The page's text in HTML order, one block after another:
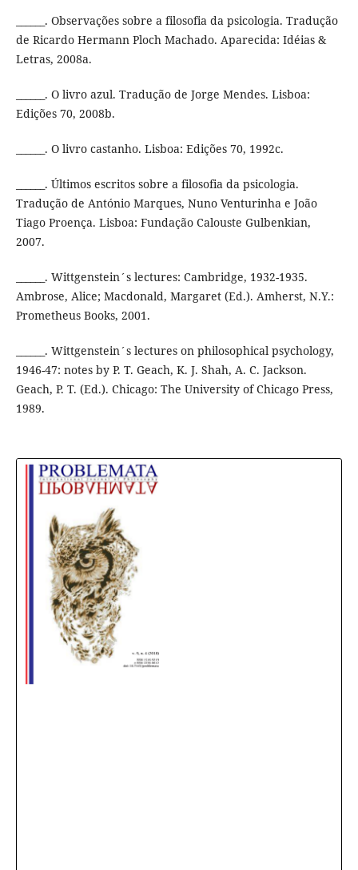
______. Observações sobre a filosofia da psicologia. Tradução
de Ricardo Hermann Ploch Machado. Aparecida: Idéias &
Letras, 2008a.
______. O livro azul. Tradução de Jorge Mendes. Lisboa:
Edições 70, 2008b.
______. O livro castanho. Lisboa: Edições 70, 1992c.
______. Últimos escritos sobre a filosofia da psicologia.
Tradução de António Marques, Nuno Venturinha e João
Tiago Proença. Lisboa: Fundação Calouste Gulbenkian,
2007.
______. Wittgenstein´s lectures: Cambridge, 1932-1935.
Ambrose, Alice; Macdonald, Margaret (Ed.). Amherst, N.Y.:
Prometheus Books, 2001.
______. Wittgenstein´s lectures on philosophical psychology,
1946-47: notes by P. T. Geach, K. J. Shah, A. C. Jackson.
Geach, P. T. (Ed.). Chicago: The University of Chicago Press,
1989.